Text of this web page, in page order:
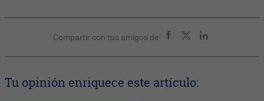
Compartir con tus amigos de
Tu opinión enriquece este artículo: